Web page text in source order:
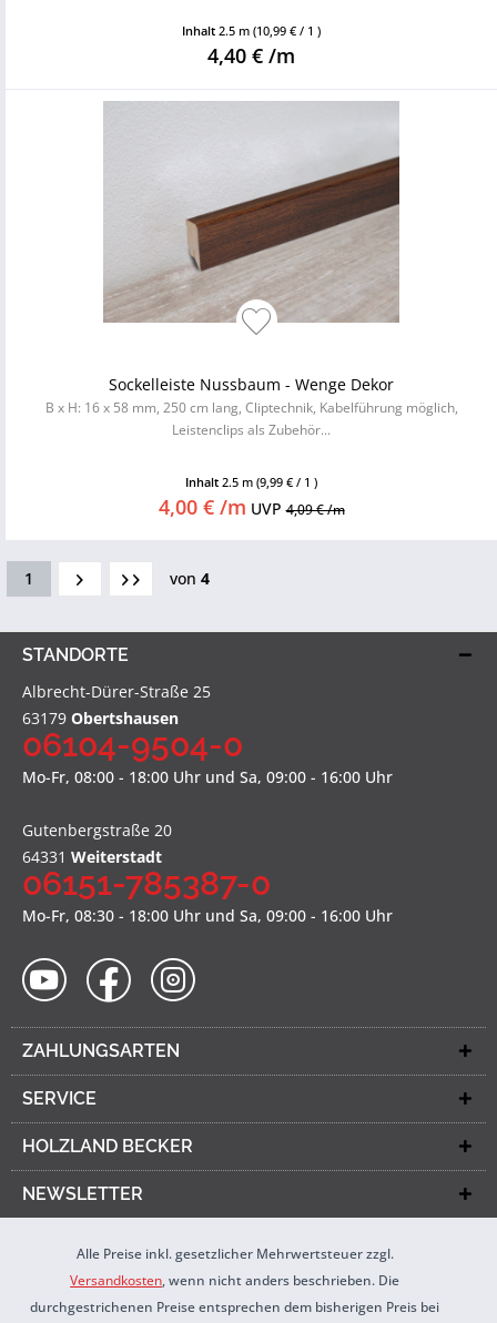
Inhalt 2.5 m (10,99 € / 1 )
4,40 € /m
Sockelleiste Nussbaum - Wenge Dekor
B x H: 16 x 58 mm, 250 cm lang, Cliptechnik, Kabelführung möglich,
Leistenclips als Zubehör...
Inhalt 2.5 m (9,99 € / 1 )
4,00 € /m UVP4,09 € /m
1 von 4
STANDORTE
Albrecht-Dürer-Straße 25
63179 Obertshausen
06104-9504-0
Mo-Fr, 08:00 - 18:00 Uhr und Sa, 09:00 - 16:00 Uhr
Gutenbergstraße 20
64331 Weiterstadt
06151-785387-0
Mo-Fr, 08:30 - 18:00 Uhr und Sa, 09:00 - 16:00 Uhr
ZAHLUNGSARTEN
SERVICE
HOLZLAND BECKER
NEWSLETTER
Alle Preise inkl. gesetzlicher Mehrwertsteuer zzgl.
Versandkosten, wenn nicht anders beschrieben. Die
durchgestrichenen Preise entsprechen dem bisherigen Preis bei